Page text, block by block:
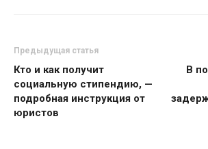
Предыдущая статья
Кто и как получит
социальную стипендию, —
подробная инструкция от
юристов
В